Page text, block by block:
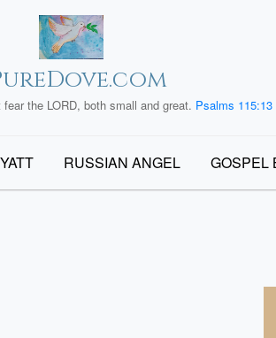
the LORD, both small and great. Psalms 115:13
RUSSIAN ANGEL GOSPEL